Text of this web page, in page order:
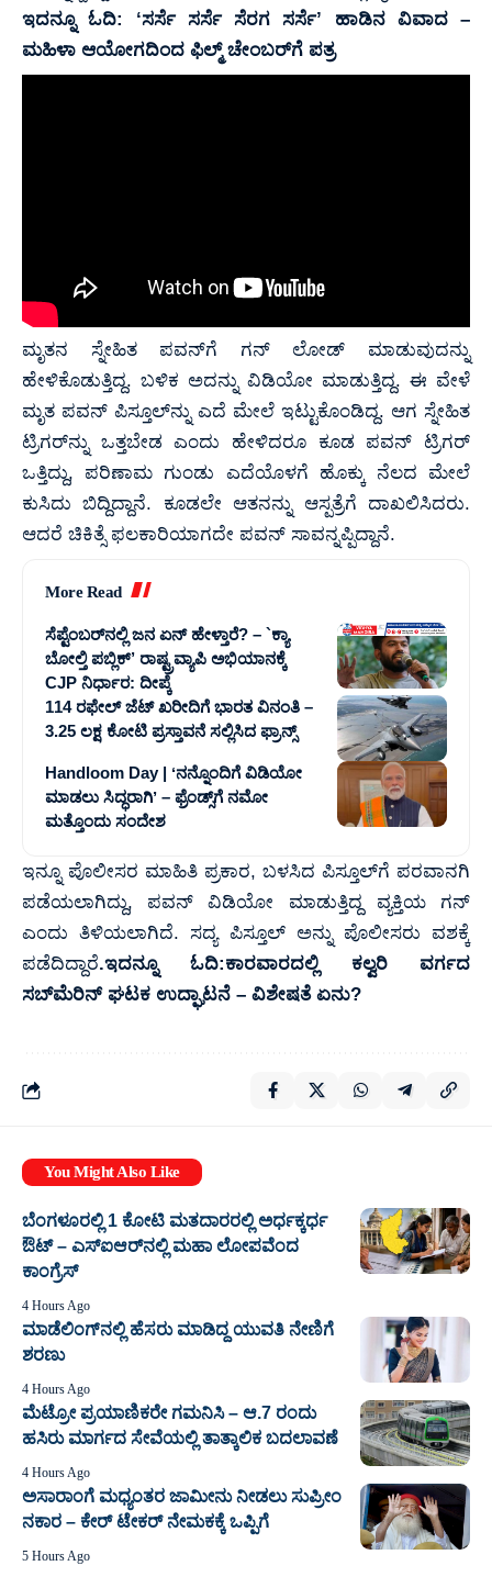
ಇದನ್ನೂ ಓದಿ: ʻಸರ್ಸೆ ಸರ್ಸೆ ಸೆರಗ ಸರ್ಸೆʼ ಹಾಡಿನ ವಿವಾದ –
ಮಹಿಳಾ ಆಯೋಗದಿಂದ ಫಿಲ್ಮ್ ಚೇಂಬರ್‌ಗೆ ಪತ್ರ
ಮೃತನ ಸ್ನೇಹಿತ ಪವನ್‌ಗೆ ಗನ್ ಲೋಡ್ ಮಾಡುವುದನ್ನು
ಹೇಳಿಕೊಡುತ್ತಿದ್ದ. ಬಳಿಕ ಅದನ್ನು ವಿಡಿಯೋ ಮಾಡುತ್ತಿದ್ದ. ಈ ವೇಳೆ
ಮೃತ ಪವನ್ ಪಿಸ್ತೂಲ್‌ನ್ನು ಎದೆ ಮೇಲೆ ಇಟ್ಟುಕೊಂಡಿದ್ದ. ಆಗ ಸ್ನೇಹಿತ
ಟ್ರಿಗರ್‌ನ್ನು ಒತ್ತಬೇಡ ಎಂದು ಹೇಳಿದರೂ ಕೂಡ ಪವನ್ ಟ್ರಿಗರ್
ಒತ್ತಿದ್ದು, ಪರಿಣಾಮ ಗುಂಡು ಎದೆಯೊಳಗೆ ಹೊಕ್ಕು ನೆಲದ ಮೇಲೆ
ಕುಸಿದು ಬಿದ್ದಿದ್ದಾನೆ. ಕೂಡಲೇ ಆತನನ್ನು ಆಸ್ಪತ್ರೆಗೆ ದಾಖಲಿಸಿದರು.
ಆದರೆ ಚಿಕಿತ್ಸೆ ಫಲಕಾರಿಯಾಗದೇ ಪವನ್ ಸಾವನ್ನಪ್ಪಿದ್ದಾನೆ.
More Read
ಸೆಪ್ಟೆಂಬರ್‌ನಲ್ಲಿ ಜನ ಏನ್‌ ಹೇಳ್ತಾರೆ? – `ಕ್ಯಾ
ಬೋಲ್ತಿ ಪಬ್ಲಿಕ್’ ರಾಷ್ಟ್ರವ್ಯಾಪಿ ಅಭಿಯಾನಕ್ಕೆ
CJP ನಿರ್ಧಾರ: ದೀಪ್ಕೆ
114 ರಫೇಲ್ ಜೆಟ್‌ ಖರೀದಿಗೆ ಭಾರತ ವಿನಂತಿ –
3.25 ಲಕ್ಷ ಕೋಟಿ ಪ್ರಸ್ತಾವನೆ ಸಲ್ಲಿಸಿದ ಫ್ರಾನ್ಸ್‌
Handloom Day | ʻನನ್ನೊಂದಿಗೆ ವಿಡಿಯೋ
ಮಾಡಲು ಸಿದ್ಧರಾಗಿʼ – ಫ್ರೆಂಡ್ಸ್‌ಗೆ ನಮೋ
ಮತ್ತೊಂದು ಸಂದೇಶ
ಇನ್ನೂ ಪೊಲೀಸರ ಮಾಹಿತಿ ಪ್ರಕಾರ, ಬಳಸಿದ ಪಿಸ್ತೂಲ್‌ಗೆ ಪರವಾನಗಿ
ಪಡೆಯಲಾಗಿದ್ದು, ಪವನ್ ವಿಡಿಯೋ ಮಾಡುತ್ತಿದ್ದ ವ್ಯಕ್ತಿಯ ಗನ್
ಎಂದು ತಿಳಿಯಲಾಗಿದೆ. ಸದ್ಯ ಪಿಸ್ತೂಲ್ ಅನ್ನು ಪೊಲೀಸರು ವಶಕ್ಕೆ
ಪಡೆದಿದ್ದಾರೆ.ಇದನ್ನೂ ಓದಿ:ಕಾರವಾರದಲ್ಲಿ ಕಲ್ವರಿ ವರ್ಗದ
ಸಬ್‌ಮೆರಿನ್ ಘಟಕ ಉದ್ಘಾಟನೆ – ವಿಶೇಷತೆ ಏನು?
You Might Also Like
ಬೆಂಗಳೂರಲ್ಲಿ 1 ಕೋಟಿ ಮತದಾರರಲ್ಲಿ ಅರ್ಧಕ್ಕರ್ಧ
ಔಟ್ – ಎಸ್‌ಐಆರ್‌ನಲ್ಲಿ ಮಹಾ ಲೋಪವೆಂದ
ಕಾಂಗ್ರೆಸ್
4 Hours Ago
ಮಾಡೆಲಿಂಗ್‌ನಲ್ಲಿ ಹೆಸರು ಮಾಡಿದ್ದ ಯುವತಿ ನೇಣಿಗೆ
ಶರಣು
4 Hours Ago
ಮೆಟ್ರೋ ಪ್ರಯಾಣಿಕರೇ ಗಮನಿಸಿ – ಆ.7 ರಂದು
ಹಸಿರು ಮಾರ್ಗದ ಸೇವೆಯಲ್ಲಿ ತಾತ್ಕಾಲಿಕ ಬದಲಾವಣೆ
4 Hours Ago
ಅಸಾರಾಂಗೆ ಮಧ್ಯಂತರ ಜಾಮೀನು ನೀಡಲು ಸುಪ್ರೀಂ
ನಕಾರ – ಕೇರ್ ಟೇಕರ್ ನೇಮಕಕ್ಕೆ ಒಪ್ಪಿಗೆ
5 Hours Ago